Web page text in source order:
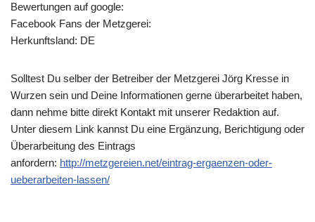
Bewertungen auf google:
Facebook Fans der Metzgerei:
Herkunftsland: DE
Solltest Du selber der Betreiber der Metzgerei Jörg Kresse in
Wurzen sein und Deine Informationen gerne überarbeitet haben,
dann nehme bitte direkt Kontakt mit unserer Redaktion auf.
Unter diesem Link kannst Du eine Ergänzung, Berichtigung oder
Überarbeitung des Eintrags
anfordern: http://metzgereien.net/eintrag-ergaenzen-oder-
ueberarbeiten-lassen/